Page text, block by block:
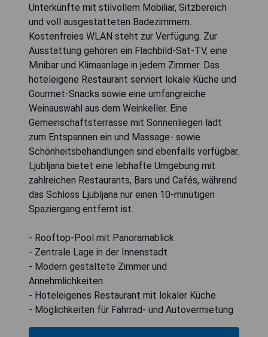
Unterkünfte mit stilvollem Mobiliar, Sitzbereich
und voll ausgestatteten Badezimmern.
Kostenfreies WLAN steht zur Verfügung. Zur
Ausstattung gehören ein Flachbild-Sat-TV, eine
Minibar und Klimaanlage in jedem Zimmer. Das
hoteleigene Restaurant serviert lokale Küche und
Gourmet-Snacks sowie eine umfangreiche
Weinauswahl aus dem Weinkeller. Eine
Gemeinschaftsterrasse mit Sonnenliegen lädt
zum Entspannen ein und Massage- sowie
Schönheitsbehandlungen sind ebenfalls verfügbar.
Ljubljana bietet eine lebhafte Umgebung mit
zahlreichen Restaurants, Bars und Cafés, während
das Schloss Ljubljana nur einen 10-minütigen
Spaziergang entfernt ist.
- Rooftop-Pool mit Panoramablick
- Zentrale Lage in der Innenstadt
- Modern gestaltete Zimmer und
Annehmlichkeiten
- Hoteleigenes Restaurant mit lokaler Küche
- Möglichkeiten für Fahrrad- und Autovermietung